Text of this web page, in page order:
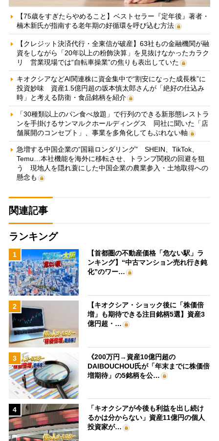
【75歳をすぎたらやめること】ベストセラー『定年後』著者・
楠木新氏が指南する老年期の好循環を呼び込む方法
【クレジット決済代行・全東信が破産】63社もの金融機関が融
資をしながら「20年以上の粉飾決算」を見抜けなかったカラク
リ 営業現場では“自転車操業”の焦りも表出していた
キオクシアなどAI関連株に資金集中で“割安になった成長株”に
投資妙味 資産1.5億円超の坂本慎太郎さんが「絶好の仕込み
時」と考える防衛・食品銘柄を紹介
「30種類以上のパン食べ放題」で行列のできる新形態レストラ
ンを手掛けるサンマルクホールディングス 同社に聞いた「店
舗展開のコンセプト」、事業を多角化してもぶれない軸
急増する中国企業の“国籍ロンダリング” SHEIN、TikTok、
Temu…本社機能を海外に移転させ、トランプ関税の回避を狙
う 現地人を隠れ蓑にした中国企業の農業参入・土地取得への
懸念も
関連記事
ランキング
1
【首都圏の不動産価格「危ない駅」ラ
ンキング】“中古マンション売れ行き鈍
化”のワー…
2
【キオクシア・ショック後に「株価倍
増」も期待できる注目銘柄5選】資産3
億円超・…
3
《200万円→資産10億円超の
DAIBOUCHOU氏が「年末までに株価倍
増期待」の5銘柄を公…
4
「キオクシアが今後も利益を出し続け
るかは分からない」資産11億円の個人
投資家が…